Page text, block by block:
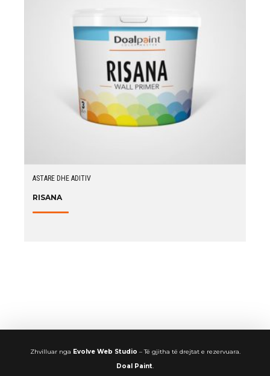
ASTARE DHE ADITIV
RISANA
Zhvilluar nga Evolve Web Studio – Të gjitha të drejtat e rezervuara.
Doal Paint.